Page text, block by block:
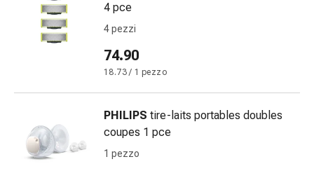
verruche
Micosi
unghie
Trattamento
delle
cicatrici
4 pce
4 pezzi
74.90
18.73 / 1 pezzo
PHILIPS tire-laits portables doubles
coupes 1 pce
1 pezzo